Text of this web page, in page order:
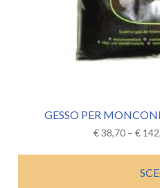
GESSO PER
€38,70– €